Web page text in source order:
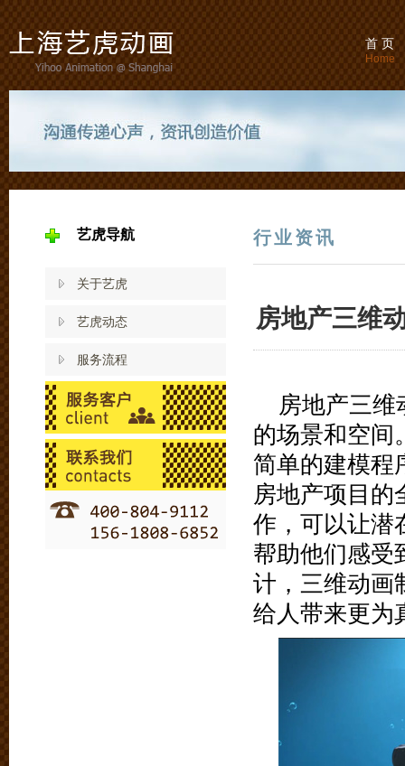
首 页
Home
艺虎导航
关于艺虎
艺虎动态
服务流程
行业资讯
房地产三维
房地产三
的场景和空间
简单的建模程
房地产项目的
作，可以让潜
帮助他们感受
计，三维动画
给人带来更为